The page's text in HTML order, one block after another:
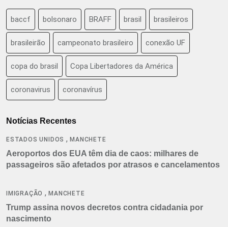
baccf bolsonaro BRAFF brasil brasileiros
brasileirão campeonato brasileiro conexão UF
copa do brasil Copa Libertadores da América
coronavirus coronavírus
Notícias Recentes
ESTADOS UNIDOS ,MANCHETE
Aeroportos dos EUA têm dia de caos: milhares de
passageiros são afetados por atrasos e cancelamentos
IMIGRAÇÃO ,MANCHETE
Trump assina novos decretos contra cidadania por
nascimento